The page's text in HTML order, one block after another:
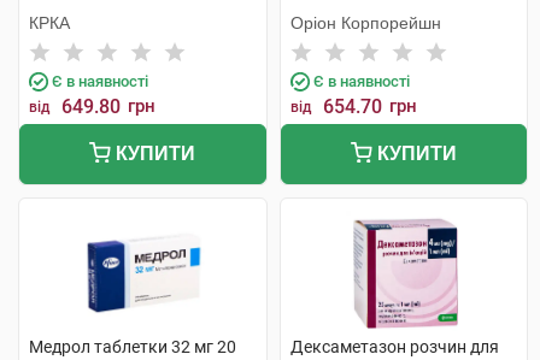
КРКА
Є в наявності
від 649.80 грн
КУПИТИ
Оріон Корпорейшн
Є в наявності
від 654.70 грн
КУПИТИ
Медрол таблетки 32 мг 20
Дексаметазон розчин для